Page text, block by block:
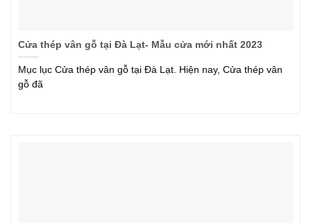
Cửa thép vân gỗ tại Đà Lạt- Mẫu cửa mới nhất 2023
Mục lục Cửa thép vân gỗ tại Đà Lạt. Hiện nay, Cửa thép vân
gỗ đã